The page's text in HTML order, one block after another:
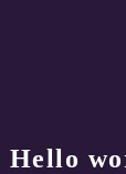
Hello